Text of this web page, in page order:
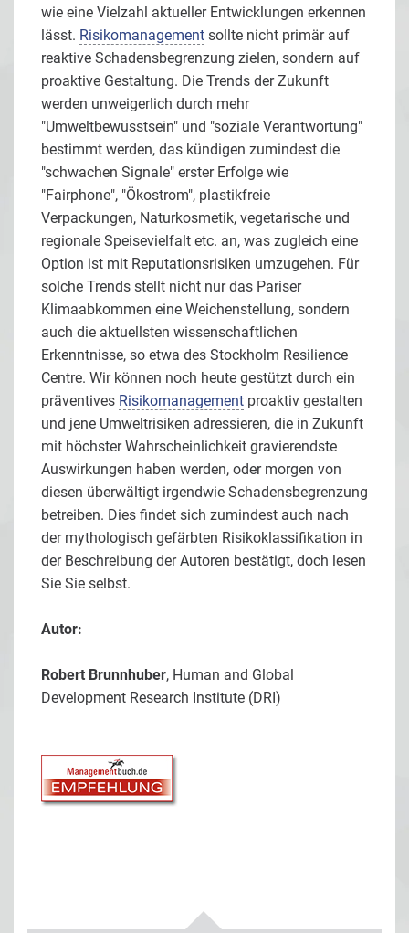
wie eine Vielzahl aktueller Entwicklungen erkennen
lässt. Risikomanagement sollte nicht primär auf
reaktive Schadensbegrenzung zielen, sondern auf
proaktive Gestaltung. Die Trends der Zukunft
werden unweigerlich durch mehr
"Umweltbewusstsein" und "soziale Verantwortung"
bestimmt werden, das kündigen zumindest die
"schwachen Signale" erster Erfolge wie
"Fairphone", "Ökostrom", plastikfreie
Verpackungen, Naturkosmetik, vegetarische und
regionale Speisevielfalt etc. an, was zugleich eine
Option ist mit Reputationsrisiken umzugehen. Für
solche Trends stellt nicht nur das Pariser
Klimaabkommen eine Weichenstellung, sondern
auch die aktuellsten wissenschaftlichen
Erkenntnisse, so etwa des Stockholm Resilience
Centre. Wir können noch heute gestützt durch ein
präventives Risikomanagement proaktiv gestalten
und jene Umweltrisiken adressieren, die in Zukunft
mit höchster Wahrscheinlichkeit gravierendste
Auswirkungen haben werden, oder morgen von
diesen überwältigt irgendwie Schadensbegrenzung
betreiben. Dies findet sich zumindest auch nach
der mythologisch gefärbten Risikoklassifikation in
der Beschreibung der Autoren bestätigt, doch lesen
Sie Sie selbst.
Autor:
Robert Brunnhuber, Human and Global
Development Research Institute (DRI)